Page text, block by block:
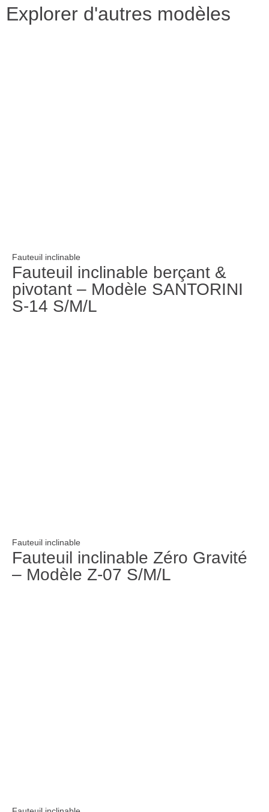
Explorer d'autres modèles
Fauteuil inclinable
Fauteuil inclinable berçant &
pivotant – Modèle SANTORINI
S-14 S/M/L
Fauteuil inclinable
Fauteuil inclinable Zéro Gravité
– Modèle Z-07 S/M/L